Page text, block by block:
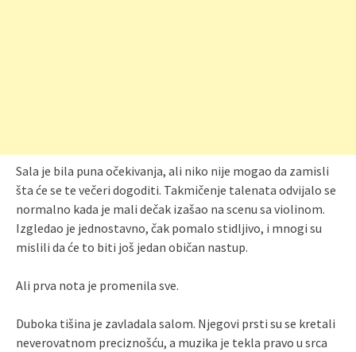
Sala je bila puna očekivanja, ali niko nije mogao da zamisli
šta će se te večeri dogoditi. Takmičenje talenata odvijalo se
normalno kada je mali dečak izašao na scenu sa violinom.
Izgledao je jednostavno, čak pomalo stidljivo, i mnogi su
mislili da će to biti još jedan običan nastup.
Ali prva nota je promenila sve.
Duboka tišina je zavladala salom. Njegovi prsti su se kretali
neverovatnom preciznošću, a muzika je tekla pravo u srca